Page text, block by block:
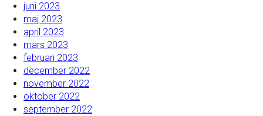
juni 2023
maj 2023
april 2023
mars 2023
februari 2023
december 2022
november 2022
oktober 2022
september 2022